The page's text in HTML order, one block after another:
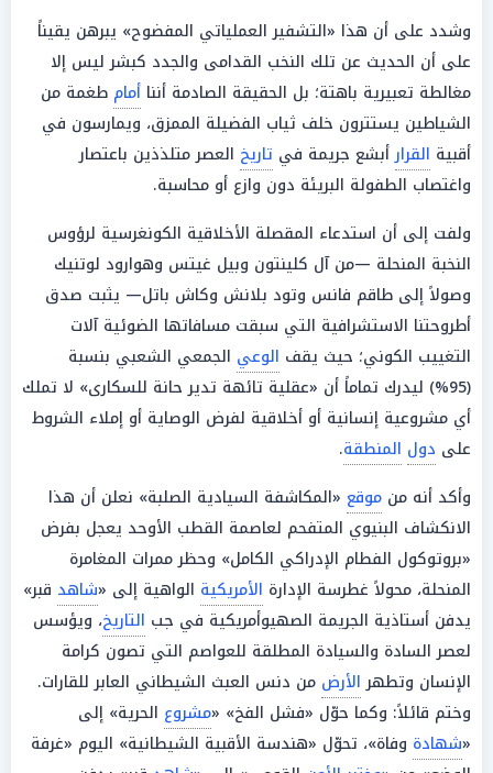
وشدد على أن هذا «التشفير العملياتي المفضوح» يبرهن يقيناً
على أن الحديث عن تلك النخب القدامى والجدد كبشر ليس إلا
مغالطة تعبيرية باهتة؛ بل الحقيقة الصادمة أننا أمام طغمة من
الشياطين يستترون خلف ثياب الفضيلة الممزق، ويمارسون في
أقبية القرارأبشع جريمة في تاريخ العصر متلذذين باعتصار
واغتصاب الطفولة البريئة دون وازع أو محاسبة.
ولفت إلى أن استدعاء المقصلة الأخلاقية الكونغرسية لرؤوس
النخبة المنحلة —من آل كلينتون وبيل غيتس وهوارود لوتنيك
وصولاً إلى طاقم فانس وتود بلانش وكاش باتل— يثبت صدق
أطروحتنا الاستشرافية التي سبقت مسافاتها الضوئية آلات
التغييب الكوني؛ حيث يقف الوعي الجمعي الشعبي بنسبة
(95%) ليدرك تماماً أن «عقلية تائهة تدير حانة للسكارى» لا تملك
أي مشروعية إنسانية أو أخلاقية لفرض الوصاية أو إملاء الشروط
على دول المنطقة.
وأكد أنه من موقع «المكاشفة السيادية الصلبة» نعلن أن هذا
الانكشاف البنيوي المتفحم لعاصمة القطب الأوحد يعجل بفرض
«بروتوكول الفطام الإدراكي الكامل» وحظر ممرات المغامرة
المنحلة، محولاً غطرسة الإدارة الأمريكية الواهية إلى «شاهد قبر»
يدفن أستاذية الجريمة الصهيوأمريكية في جب التاريخ، ويؤسس
لعصر السادة والسيادة المطلقة للعواصم التي تصون كرامة
الإنسان وتطهرالأرض من دنس العبث الشيطاني العابر للقارات.
وختم قائلاً: وكما حوّل «فشل الفخ» «مشروع الحرية» إلى
«شهادة وفاة»، تحوّل «هندسة الأقبية الشيطانية» اليوم «غرفة